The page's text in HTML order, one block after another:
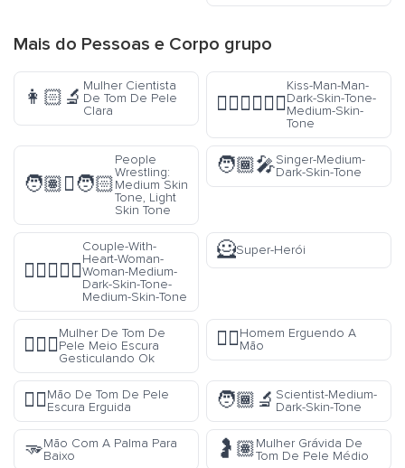
Mais do Pessoas e Corpo grupo
👩🏻‍🔬
Mulher Cientista
De Tom De Pele
Clara
👨🏿‍❤️‍💋‍👨🏽
Kiss-Man-Man-
Dark-Skin-Tone-
Medium-Skin-
Tone
🧑🏽‍🫯‍🧑🏻
People
Wrestling:
Medium Skin
Tone, Light
Skin Tone
🧑🏾‍🎤Singer-Medium-
Dark-Skin-Tone
👩🏾‍❤️‍👩🏽
Couple-With-
Heart-Woman-
Woman-Medium-
Dark-Skin-Tone-
Medium-Skin-Tone
🦸Super-Herói
🙆🏾‍♀️
Mulher De Tom De
Pele Meio Escura
Gesticulando Ok
🙋‍♂️Homem Erguendo A
Mão
✋🏿Mão De Tom De Pele
Escura Erguida
🧑🏾‍🔬 Scientist-Medium-
Dark-Skin-Tone
🫳Mão Com A Palma Para
Baixo
🤰🏽Mulher Grávida De
Tom De Pele Médio